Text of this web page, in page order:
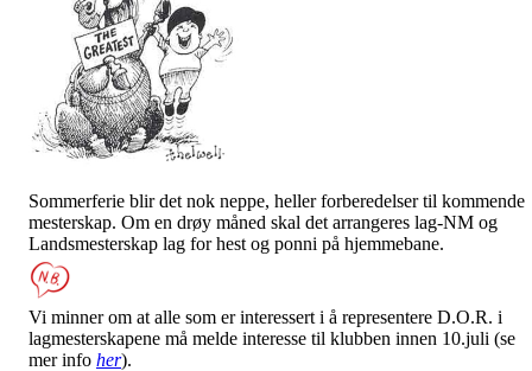
Sommerferie blir det nok neppe, heller forberedelser til kommende
mesterskap. Om en drøy måned skal det arrangeres lag-NM og
Landsmesterskap lag for hest og ponni på hjemmebane.
Vi minner om at alle som er interessert i å representere D.O.R. i
lagmesterskapene må melde interesse til klubben innen 10.juli (se
mer info her).